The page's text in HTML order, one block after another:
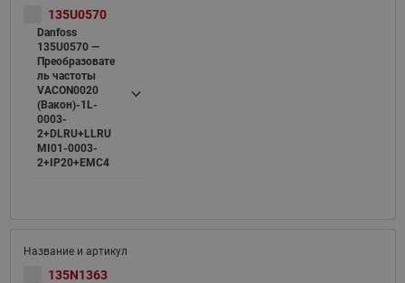
135U0570
Danfoss
135U0570 —
Преобразовате
ль частоты
VACON0020
(Вакон)-1L-
0003-
2+DLRU+LLRU
MI01-0003-
2+IP20+EMC4
135N1363